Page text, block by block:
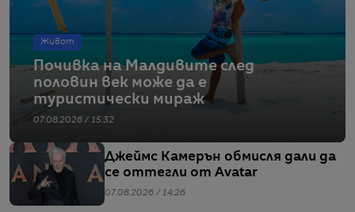
Живот
Почивка на Малдивите след
половин век може да е
туристически мираж
07.08.2026 / 15:32
Джеймс Камерън обмисля дали да
се оттегли от Avatar
07.08.2026 / 14:26